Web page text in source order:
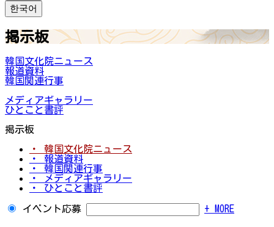
한국어
掲示板
韓国文化院ニュース
報道資料
韓国関連行事
メディアギャラリー
ひとこと書評
掲示板
・ 韓国文化院ニュース
・ 報道資料
・ 韓国関連行事
・ メディアギャラリー
・ ひとこと書評
イベント応募 + MORE